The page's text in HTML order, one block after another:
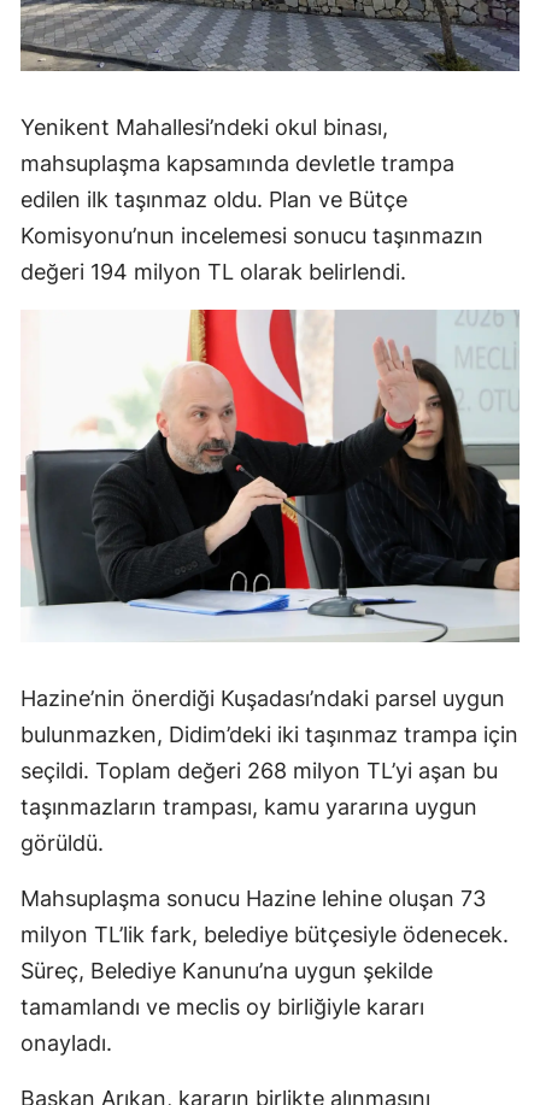
Yenikent Mahallesi’ndeki okul binası,
mahsuplaşma kapsamında devletle trampa
edilen ilk taşınmaz oldu. Plan ve Bütçe
Komisyonu’nun incelemesi sonucu taşınmazın
değeri 194 milyon TL olarak belirlendi.
Hazine’nin önerdiği Kuşadası’ndaki parsel uygun
bulunmazken, Didim’deki iki taşınmaz trampa için
seçildi. Toplam değeri 268 milyon TL’yi aşan bu
taşınmazların trampası, kamu yararına uygun
görüldü.
Mahsuplaşma sonucu Hazine lehine oluşan 73
milyon TL’lik fark, belediye bütçesiyle ödenecek.
Süreç, Belediye Kanunu’na uygun şekilde
tamamlandı ve meclis oy birliğiyle kararı
onayladı.
Başkan Arıkan, kararın birlikte alınmasını